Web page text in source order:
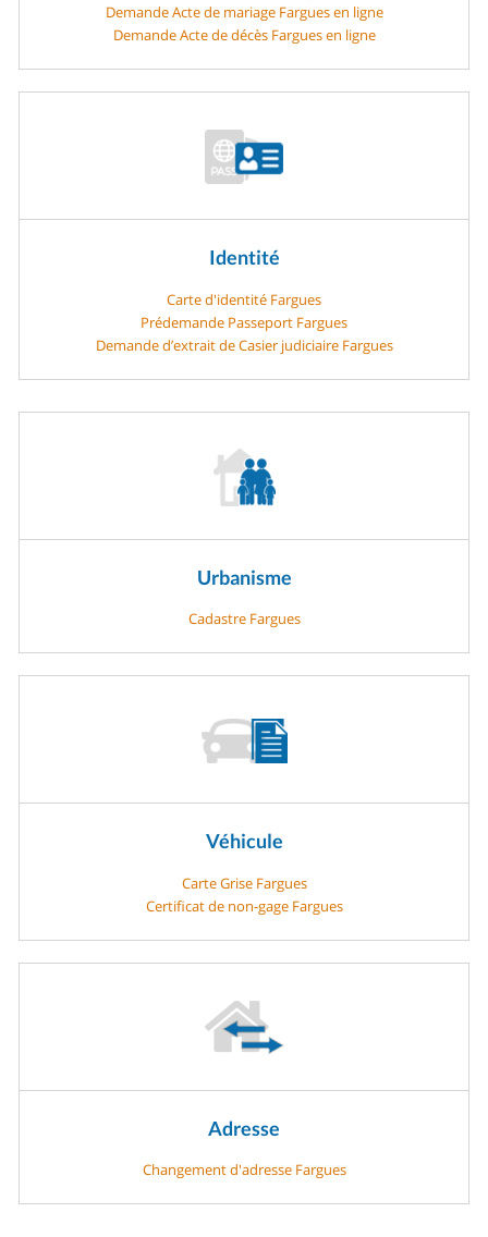
Demande Acte de mariage Fargues en ligne
Demande Acte de décès Fargues en ligne
Identité
Carte d'identité Fargues
Prédemande Passeport Fargues
Demande d’extrait de Casier judiciaire Fargues
Urbanisme
Cadastre Fargues
Véhicule
Carte Grise Fargues
Certificat de non-gage Fargues
Adresse
Changement d'adresse Fargues